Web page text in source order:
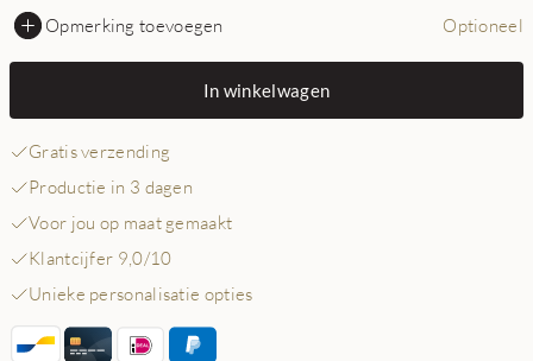
Opmerking toevoegen Optioneel
In winkelwagen
Gratis verzending
Productie in 3 dagen
Voor jou op maat gemaakt
Klantcijfer 9,0/10
Unieke personalisatie opties